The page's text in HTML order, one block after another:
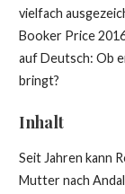
vielfach
Booker Price
auf Deutsch: Ob
bringt?
Inhalt
Seit Jahren kann
Mutter nach